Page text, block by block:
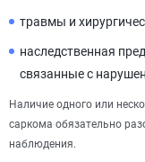
травмы и
наследственная
связанные с
Наличие одного или
саркома обязательно
наблюдения.